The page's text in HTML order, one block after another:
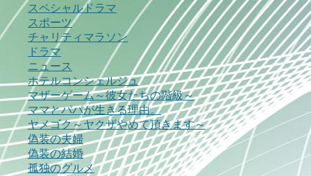
スペシャルドラマ
スポーツ
チャリティマラソン
ドラマ
ニュース
ホテルコンシェルジュ
マザーゲーム～彼女たちの階級～
ママとパパが生きる理由。
ヤメゴク～ヤクザやめて頂きます～
偽装の夫婦
偽装の結婚
孤独のグルメ